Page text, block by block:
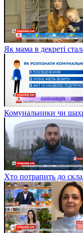
Як мама в декреті
Комунальники чи
Хто потрапить до